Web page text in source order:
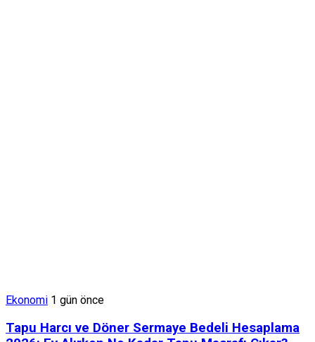
Ekonomi 1 gün önce
Tapu Harcı ve Döner Sermaye Bedeli Hesaplama